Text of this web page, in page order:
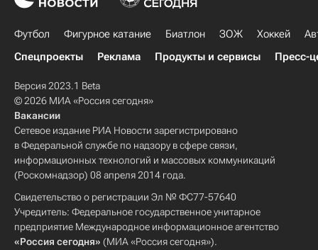
Футбол Фигурное катание Биатлон ЗОЖ Хоккей
Спецпроекты
Реклама Продукты и сервисы Пресс-
Версия 2023.1 Beta
© 2026 МИА «Россия сегодня»
Вакансии
Сетевое издание РИА Новости зарегистрировано
в Федеральной службе по надзору в сфере связи,
информационных технологий и массовых коммуникаций
(Роскомнадзор) 08 апреля 2014 года.
Свидетельство о регистрации Эл № ФС77-57640
Учредитель: Федеральное государственное унитарное
предприятие Международное информационное агентство
«Россия сегодня» (МИА «Россия сегодня»).